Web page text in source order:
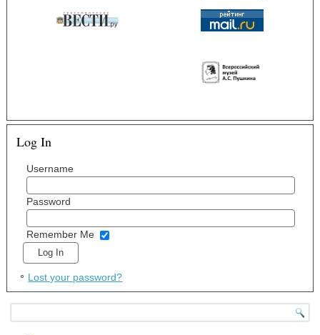
Log In
Username
Password
Remember Me
Lost your password?